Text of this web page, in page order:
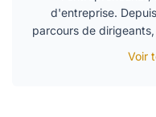
d'entreprise.
parcours de
Voir